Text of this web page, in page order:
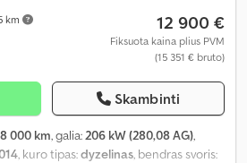
km 12 900 €
Fiksuota kaina plius PVM
(15 351 € bruto)
Skambinti
000 km, galia:206 kW (280,08 AG),
, kuro tipas:dyzelinas, bendras svoris: